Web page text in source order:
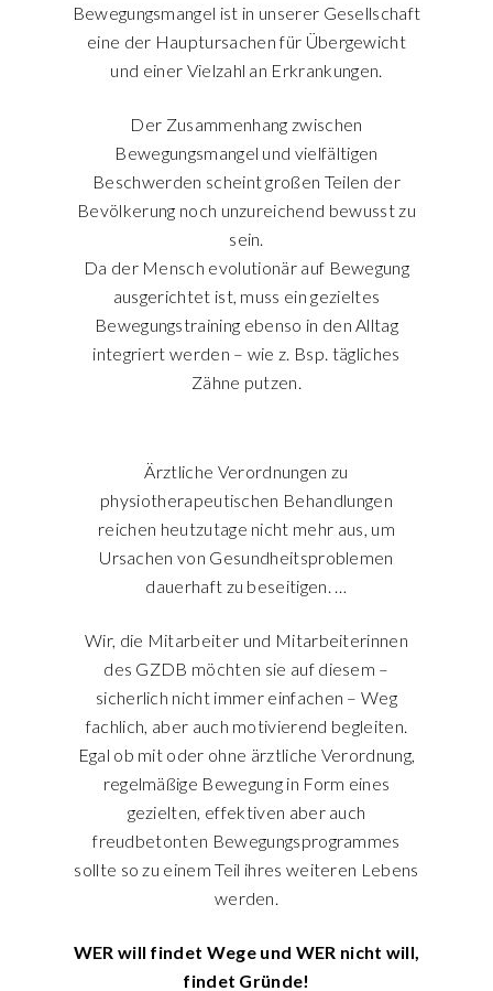
Bewegungsmangel ist in unserer Gesellschaft
eine der Hauptursachen für Übergewicht
und einer Vielzahl an Erkrankungen.
Der Zusammenhang zwischen
Bewegungsmangel und vielfältigen
Beschwerden scheint großen Teilen der
Bevölkerung noch unzureichend bewusst zu
sein.
Da der Mensch evolutionär auf Bewegung
ausgerichtet ist, muss ein gezieltes
Bewegungstraining ebenso in den Alltag
integriert werden – wie z. Bsp. tägliches
Zähne putzen.
Ärztliche Verordnungen zu
physiotherapeutischen Behandlungen
reichen heutzutage nicht mehr aus, um
Ursachen von Gesundheitsproblemen
dauerhaft zu beseitigen. …
Wir, die Mitarbeiter und Mitarbeiterinnen
des GZDB möchten sie auf diesem –
sicherlich nicht immer einfachen – Weg
fachlich, aber auch motivierend begleiten.
Egal ob mit oder ohne ärztliche Verordnung,
regelmäßige Bewegung in Form eines
gezielten, effektiven aber auch
freudbetonten Bewegungsprogrammes
sollte so zu einem Teil ihres weiteren Lebens
werden.
WER will findet Wege und WER nicht will,
findet Gründe!